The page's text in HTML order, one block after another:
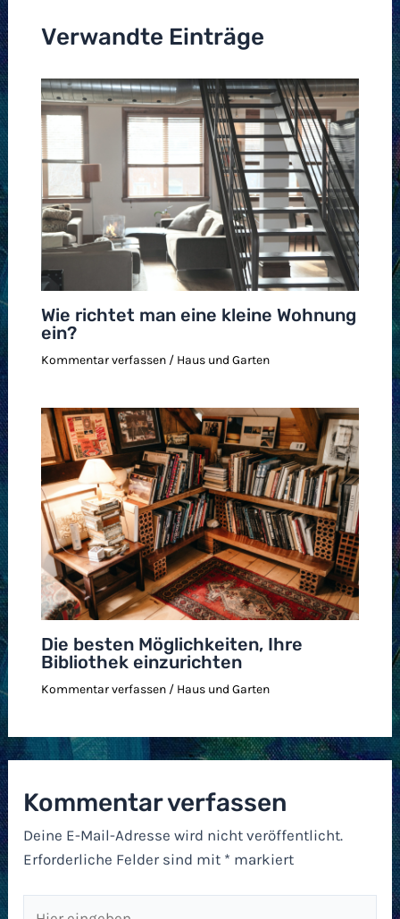
Verwandte Einträge
Wie richtet man eine kleine Wohnung
ein?
Kommentar verfassen / Haus und Garten
Die besten Möglichkeiten, Ihre
Bibliothek einzurichten
Kommentar verfassen / Haus und Garten
Kommentar verfassen
Deine E-Mail-Adresse wird nicht veröffentlicht.
Erforderliche Felder sind mit * markiert